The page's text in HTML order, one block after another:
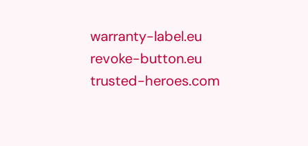
warranty-label.eu
revoke-button.eu
trusted-heroes.com